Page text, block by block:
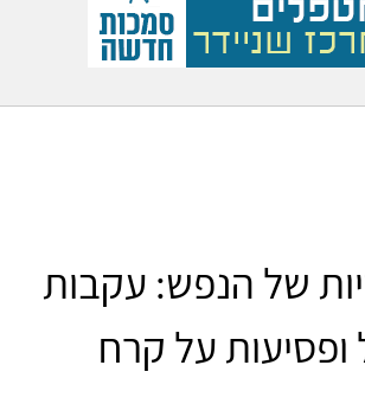
של הנפש: עקבות
ופסיעות על קרח